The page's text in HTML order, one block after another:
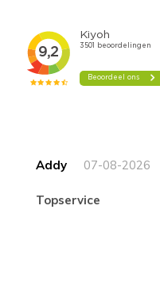
Addy 07-08-2026
topservice